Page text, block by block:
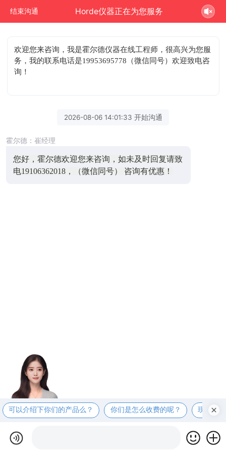
结束沟通 Horde仪器正在为您服务
欢迎您来咨询 ，我是霍尔德仪器在线工程师，很高兴为您服
务，我的联系电话是19953695778（微信同号）欢迎致电咨
询！
2026-08-06 14:01:33 开始沟通
霍尔德：崔经理
您好，霍尔德欢迎您来咨询，如未及时回复请致
电19106362018，（微信同号） 咨询有优惠！
可以介绍下你们的产品么？ 你们是怎么收费的呢？ 现在有